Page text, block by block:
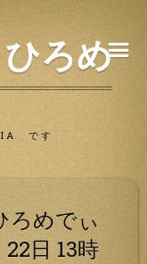
ろめ
です
ろめでぃ
日 13時